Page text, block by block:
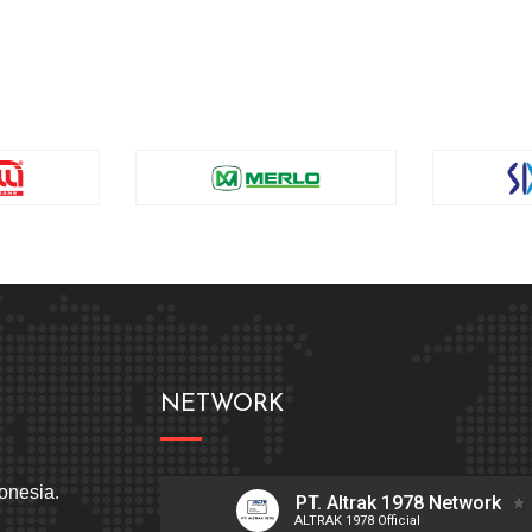
NETWORK